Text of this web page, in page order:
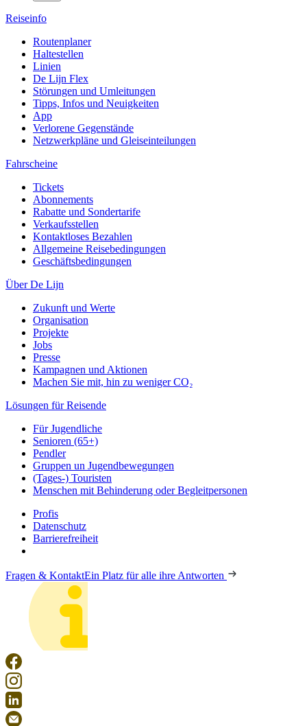
Reiseinfo
Routenplaner
Haltestellen
Linien
De Lijn Flex
Störungen und Umleitungen
Tipps, Infos und Neuigkeiten
App
Verlorene Gegenstände
Netzwerkpläne und Gleiseinteilungen
Fahrscheine
Tickets
Abonnements
Rabatte und Sondertarife
Verkaufsstellen
Kontaktloses Bezahlen
Allgemeine Reisebedingungen
Geschäftsbedingungen
Über De Lijn
Zukunft und Werte
Organisation
Projekte
Jobs
Presse
Kampagnen und Aktionen
Machen Sie mit, hin zu weniger CO₂
Lösungen für Reisende
Für Jugendliche
Senioren (65+)
Pendler
Gruppen un Jugendbewegungen
(Tages-) Touristen
Menschen mit Behinderung oder Begleitpersonen
Profis
Datenschutz
Barrierefreiheit
Fragen & KontaktEin Platz für alle ihre Antworten